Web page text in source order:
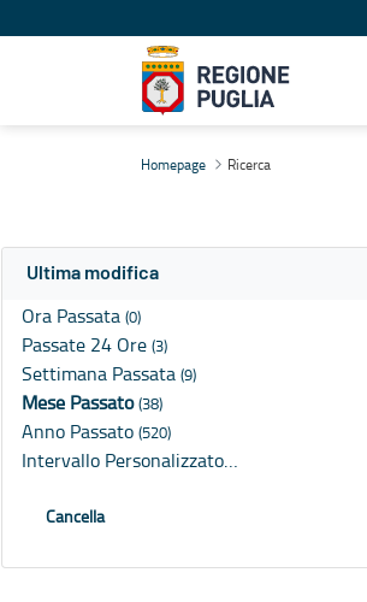
Homepage Ricerca
Ultima modifica
Ora Passata (0)
Passate 24 Ore (3)
Settimana Passata (9)
Mese Passato(38)
Anno Passato (520)
Intervallo Personalizzato…
Cancella